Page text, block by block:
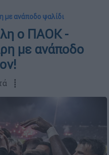
με ανάποδο ψαλίδι
ο ΠΑΟΚ -
με ανάποδο
┋